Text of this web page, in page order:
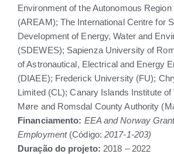
Environment of the Autonomous
(AREAM); The International Centre for
Development of Energy, Water and
(SDEWES); Sapienza University of
of Astronautical, Electrical and Energy
(DIAEE); Frederick University (FU);
Limited (CL); Canary Islands Institute of
Møre and Romsdal County Authority
Financiamento: EEA and Norway
Employment(Código: 2017-1-203)
Duração do projeto: 2018 – 2022